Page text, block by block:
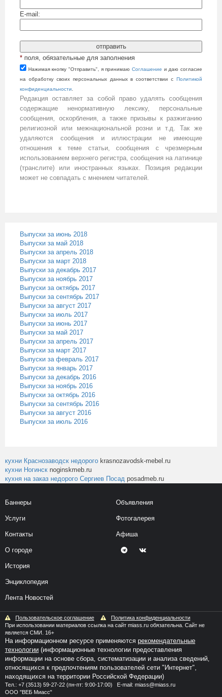
E-mail:
* поля, обязательные для заполнения
Нажимая кнопку "Отправить", я принимаю Cоглашение и даю согласие
на обработку своих персональных данных в соответствии с Политикой
конфиденциальности.
Редакция оставляет за собой право удалять сообщения
содержащие ненормативную лексику, персональные
сообщения, оскорбления, а также призывы к разжиганию
религиозной или межнациональной розни и т.д. Так же
удаляются сообщения и иллюстрации не имеющие
отношения к теме статьи, сообщения с чрезмерным
использованием верхнего регистра, сообщения на латинице
(транслите) или иностранных языках. Позиция редакции
может не совпадать с мнением читателей.
Выпуски за июнь 2018
Выпуски за май 2018
Выпуски за апрель 2018
Выпуски за март 2018
Выпуски за декабрь 2017
Выпуски за ноябрь 2017
Выпуски за октябрь 2017
Выпуски за сентябрь 2017
Выпуски за август 2017
Выпуски за июль 2017
Выпуски за июнь 2017
Выпуски за май 2017
Выпуски за апрель 2017
Выпуски за март 2017
Выпуски за февраль 2017
Выпуски за январь 2017
Выпуски за декабрь 2016
Выпуски за ноябрь 2016
Выпуски за октябрь 2016
Выпуски за сентябрь 2016
Выпуски за август 2016
Выпуски за июль 2016
кухни Краснозаводск недорого krasnozavodsk-mebel.ru
кухни Ногинск noginskmeb.ru
кухня на заказ недорого Сергиев Посад posadmeb.ru
Баннеры
Услуги
Контакты
О городе
История
Энциклопедия
Лента Новостей
Объявления
Фотогалерея
Афиша
Пользовательское соглашение
Политика конфиденциальности
При использовании материалов ссылка на сайт miass.ru обязательна. Сайт не
является СМИ. 16+
На информационном ресурсе применяются рекомендательные
технологии (информационные технологии предоставления
информации на основе сбора, систематизации и анализа сведений,
относящихся к предпочтениям пользователей сети "Интернет",
находящихся на территории Российской Федерации)
Тел.: +7 (3513) 59-27-22 (пн-пт: 9:00-17:00) E-mail: miass@miass.ru
ООО "ВЕБ Миасс"